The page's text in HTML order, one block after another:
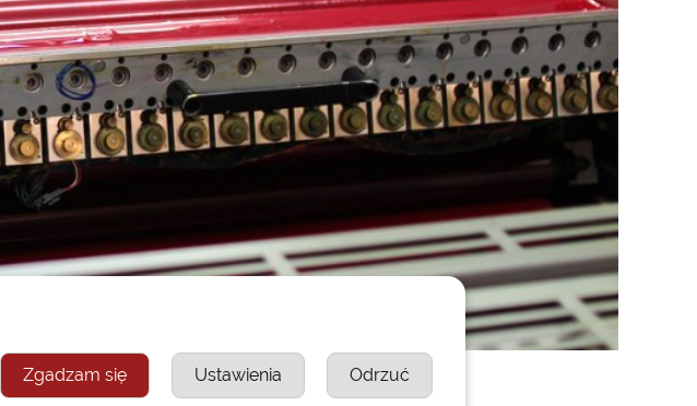
drukarnia offsetowa Baccarat.
Zgadzam się Ustawienia Odrzuć